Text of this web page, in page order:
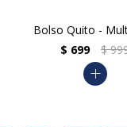
Bolso Quito -
$ 699 $
add